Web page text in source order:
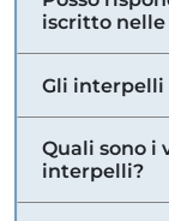
iscritto nelle
Gli interpelli
Quali sono i
interpelli?